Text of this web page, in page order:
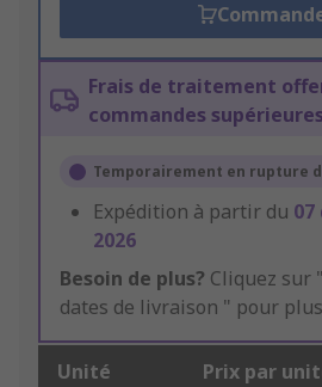
Frais de traitement
commandes
Temporairement en rupture
Expédition à partir du
2026
Besoin de plus? Cliquez sur
dates de livraison " pour
Unité Prix par